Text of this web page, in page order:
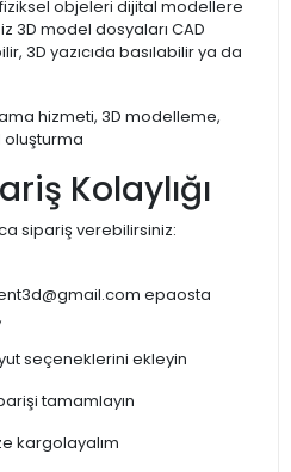
objeleri dijital modellere
3D model dosyaları CAD
3D yazıcıda basılabilir ya da
hizmeti, 3D modelleme,
Kolaylığı
sipariş verebilirsiniz:
epaosta
seçeneklerini ekleyin
tamamlayın
kargolayalım